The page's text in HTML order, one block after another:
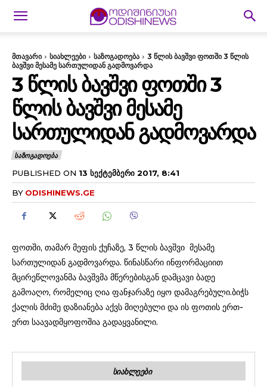
მთავარი სიახლეები საზოგადოება
3 წლის ბავშვი ფოთში 3 წლის
ბავშვი მესამე სართულიდან გადმოვარდა
3 ᲬᲚᲘᲡ ᲑᲐᲕᲨᲕᲘ ᲤᲝᲗᲨᲘ 3
ᲬᲚᲘᲡ ᲑᲐᲕᲨᲕᲘ ᲛᲔᲡᲐᲛᲔ
ᲡᲐᲠᲗᲣᲚᲘᲓᲐᲜ ᲒᲐᲓᲛᲝᲕᲐᲠᲓᲐ
ᲡᲐᲖᲝᲒᲐᲓᲝᲔᲑᲐ
PUBLISHED ON 13 ᲡᲔᲥᲢᲔᲛᲑᲔᲠᲘ 2017, 8:41
BY ODISHINEWS.GE
ფოთში, თამარ მეფის ქუჩაზე, 3 წლის ბავშვი მესამე
სართულიდან გადმოვარდა. წინასწარი ინფორმაციით
მცირეწლოვანმა ბავშვმა მწერებისგან დამცავი ბადე
გამოაღო, რომელიც ღია ფანჯარაზე იყო დამაგრებული.ბიჭს
ქალის მძიმე დაზიანება აქვს მიღებული და ის ფოთის ერთ-
ერთ საავადმყოფოშია გადაყვანილი.
ᲡᲘᲐᲮᲚᲔᲔᲑᲘ